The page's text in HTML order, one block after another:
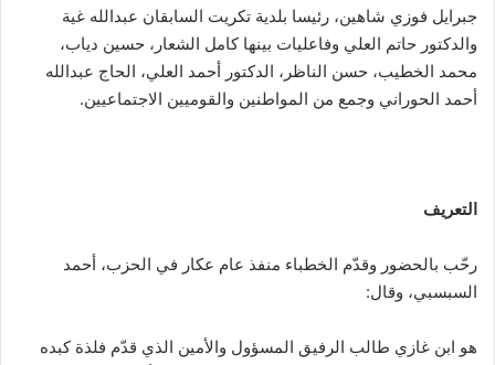
جبرايل فوزي شاهين، رئيسا بلدية تكريت السابقان عبدالله غية
والدكتور حاتم العلي وفاعليات بينها كامل الشعار، حسين دياب،
محمد الخطيب، حسن الناظر، الدكتور أحمد العلي، الحاج عبدالله
أحمد الحوراني وجمع من المواطنين والقوميين الاجتماعيين.
التعريف
رحّب بالحضور وقدّم الخطباء منفذ عام عكار في الحزب، أحمد
السبسبي، وقال:
هو ابن غازي طالب الرفيق المسؤول والأمين الذي قدّم فلذة كبده